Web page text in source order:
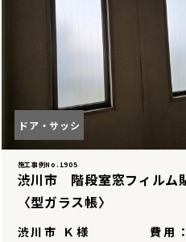
ドア・サッシ
施工事例No.1905
渋川市 階段室窓フィルム
〈型ガラス帳〉
渋川市 Ｋ様 費用